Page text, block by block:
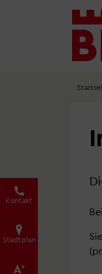
Inhalt
Menü
Suche
Kontakt
Stadtplan